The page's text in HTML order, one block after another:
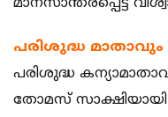
മാനസാന്തരപ്പെട്ട്
പരിശുദ്ധ
പരിശുദ്ധ
തോമസ് സാക്ഷിയായി